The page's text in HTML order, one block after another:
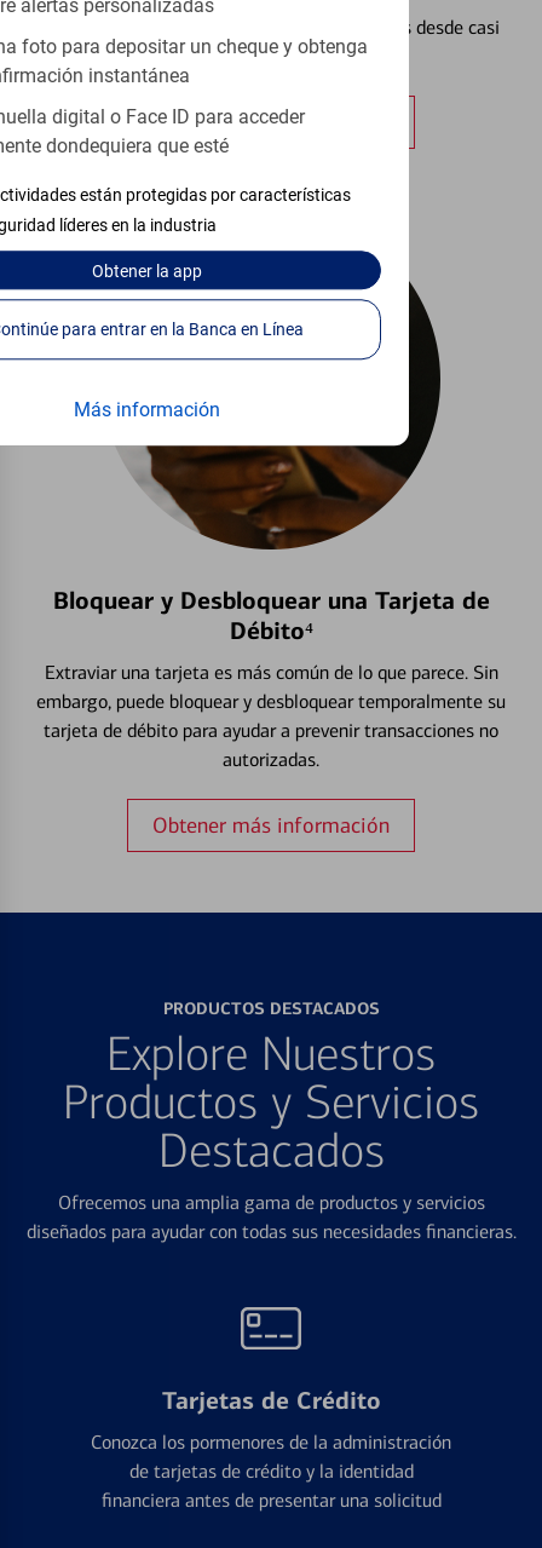
alertas personalizadas
foto para depositar un cheque y obtenga
instantánea
digital o Face ID para acceder
dondequiera que esté
están protegidas por características
líderes en la industria
Obtenerla app
Continúe para entrar en la Banca en Línea
Más información
Vea cómo mantener el control de sus finanzas desde casi
cualquier lugar.
Obtener más información
Bloquear y Desbloquear una Tarjeta de
Débito⁴
Extraviar una tarjeta es más común de lo que parece. Sin
embargo, puede bloquear y desbloquear temporalmente su
tarjeta de débito para ayudar a prevenir transacciones no
autorizadas.
Obtener más información
PRODUCTOS DESTACADOS
Explore Nuestros
Productos y Servicios
Destacados
Ofrecemos una amplia gama de productos y servicios
diseñados para ayudar con todas sus necesidades financieras.
Tarjetas de Crédito
Conozca los pormenores de la administración
de tarjetas de crédito y la identidad
financiera antes de presentar una solicitud